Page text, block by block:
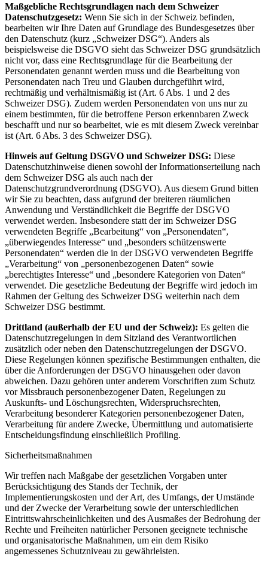
Maßgebliche Rechtsgrundlagen nach dem Schweizer
Datenschutzgesetz: Wenn Sie sich in der Schweiz befinden,
bearbeiten wir Ihre Daten auf Grundlage des Bundesgesetzes über
den Datenschutz (kurz „Schweizer DSG“). Anders als
beispielsweise die DSGVO sieht das Schweizer DSG grundsätzlich
nicht vor, dass eine Rechtsgrundlage für die Bearbeitung der
Personendaten genannt werden muss und die Bearbeitung von
Personendaten nach Treu und Glauben durchgeführt wird,
rechtmäßig und verhältnismäßig ist (Art. 6 Abs. 1 und 2 des
Schweizer DSG). Zudem werden Personendaten von uns nur zu
einem bestimmten, für die betroffene Person erkennbaren Zweck
beschafft und nur so bearbeitet, wie es mit diesem Zweck vereinbar
ist (Art. 6 Abs. 3 des Schweizer DSG).
Hinweis auf Geltung DSGVO und Schweizer DSG: Diese
Datenschutzhinweise dienen sowohl der Informationserteilung nach
dem Schweizer DSG als auch nach der
Datenschutzgrundverordnung (DSGVO). Aus diesem Grund bitten
wir Sie zu beachten, dass aufgrund der breiteren räumlichen
Anwendung und Verständlichkeit die Begriffe der DSGVO
verwendet werden. Insbesondere statt der im Schweizer DSG
verwendeten Begriffe „Bearbeitung“ von „Personendaten“,
„überwiegendes Interesse“ und „besonders schützenswerte
Personendaten“ werden die in der DSGVO verwendeten Begriffe
„Verarbeitung“ von „personenbezogenen Daten“ sowie
„berechtigtes Interesse“ und „besondere Kategorien von Daten“
verwendet. Die gesetzliche Bedeutung der Begriffe wird jedoch im
Rahmen der Geltung des Schweizer DSG weiterhin nach dem
Schweizer DSG bestimmt.
Drittland (außerhalb der EU und der Schweiz): Es gelten die
Datenschutzregelungen in dem Sitzland des Verantwortlichen
zusätzlich oder neben den Datenschutzregelungen der DSGVO.
Diese Regelungen können spezifische Bestimmungen enthalten, die
über die Anforderungen der DSGVO hinausgehen oder davon
abweichen. Dazu gehören unter anderem Vorschriften zum Schutz
vor Missbrauch personenbezogener Daten, Regelungen zu
Auskunfts- und Löschungsrechten, Widerspruchsrechten,
Verarbeitung besonderer Kategorien personenbezogener Daten,
Verarbeitung für andere Zwecke, Übermittlung und automatisierte
Entscheidungsfindung einschließlich Profiling.
Sicherheitsmaßnahmen
Wir treffen nach Maßgabe der gesetzlichen Vorgaben unter
Berücksichtigung des Stands der Technik, der
Implementierungskosten und der Art, des Umfangs, der Umstände
und der Zwecke der Verarbeitung sowie der unterschiedlichen
Eintrittswahrscheinlichkeiten und des Ausmaßes der Bedrohung der
Rechte und Freiheiten natürlicher Personen geeignete technische
und organisatorische Maßnahmen, um ein dem Risiko
angemessenes Schutzniveau zu gewährleisten.